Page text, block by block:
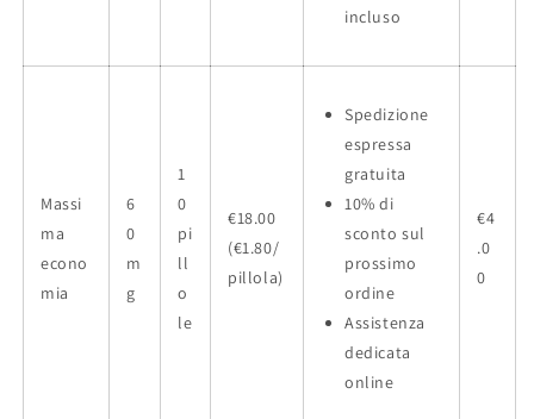
incluso
Massi
ma
econo
mia
6
0
m
g
1
0
pi
ll
o
le
€18.00
(€1.80/
pillola)
Spedizione
espressa
gratuita
10% di
sconto sul
prossimo
ordine
Assistenza
dedicata
online
€4
.0
0